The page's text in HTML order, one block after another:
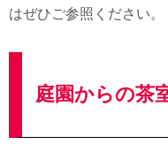
はぜひご参照ください。
庭園からの茶